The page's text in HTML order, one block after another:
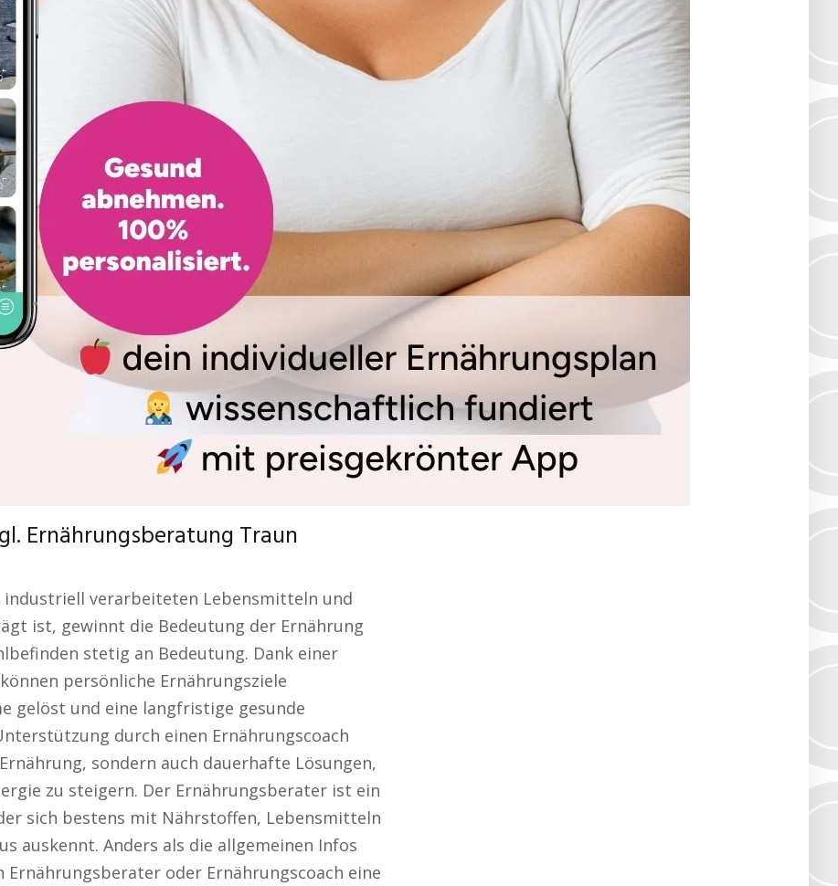
Ernährungsberatung Traun
industriell verarbeiteten Lebensmitteln und
ist, gewinnt die Bedeutung der Ernährung
stetig an Bedeutung. Dank einer
persönliche Ernährungsziele
gelöst und eine langfristige gesunde
durch einen Ernährungscoach
sondern auch dauerhafte Lösungen,
zu steigern. Der Ernährungsberater ist ein
sich bestens mit Nährstoffen, Lebensmitteln
auskennt. Anders als die allgemeinen Infos
oder Ernährungscoach eine